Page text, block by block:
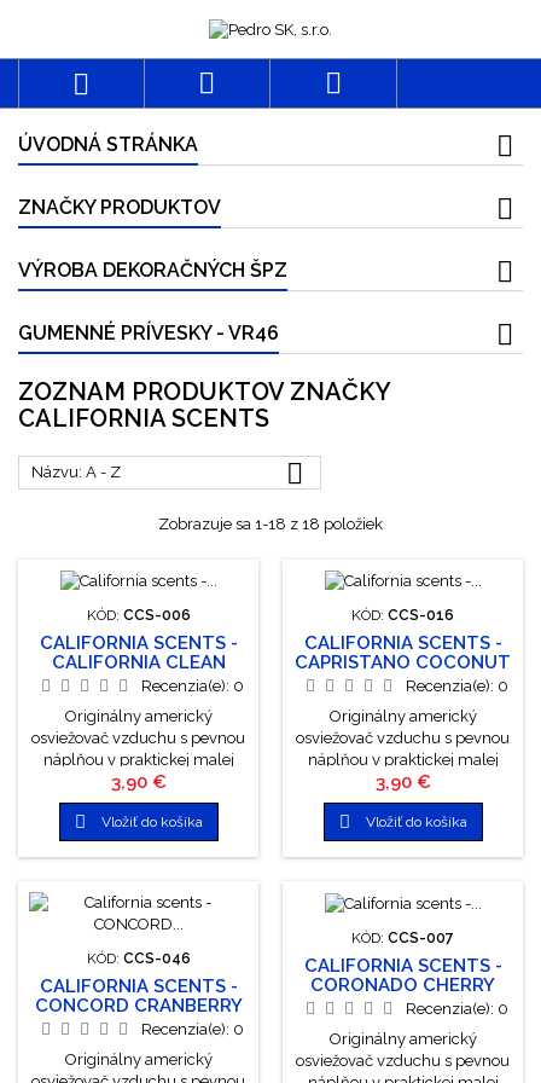
  
ÚVODNÁ STRÁNKA
ZNAČKY PRODUKTOV
VÝROBA DEKORAČNÝCH ŠPZ
GUMENNÉ PRÍVESKY - VR46
ZOZNAM PRODUKTOV ZNAČKY
CALIFORNIA SCENTS
Názvu: A - Z 
Zobrazuje sa 1-18 z 18 položiek
KÓD: CCS-006
CALIFORNIA SCENTS -
CALIFORNIA CLEAN
Recenzia(e): 0
Originálny americký
osviežovač vzduchu s pevnou
náplňou v praktickej malej
plechovke, ktorá prevonia
Vaše auto, byt či kanceláriu.
Súčasťou plechovky je taktiež
plastové viečko s regulátorom,
vyrobené zo 100% organicky
vonných olejov sú ekologicky
a biologicky odbúrateľné
žiadny gél ani želatína, ale 3...
Cena
3,90 €
 Vložiť do košíka
KÓD: CCS-016
CALIFORNIA SCENTS -
CAPRISTANO COCONUT
Recenzia(e): 0
Originálny americký
osviežovač vzduchu s pevnou
náplňou v praktickej malej
plechovke, ktorá prevonia
Vaše auto, byt či kanceláriu.
Súčasťou plechovky je taktiež
plastové viečko s regulátorom,
meniť intenzitu vône. sú
vyrobené zo 100% organicky
vonných olejov sú ekologicky
a biologicky odbúrateľné
žiadny gél ani želatína, ale 3...
Cena
3,90 €
 Vložiť do košíka
KÓD: CCS-046
CALIFORNIA SCENTS -
CONCORD CRANBERRY
Recenzia(e): 0
Originálny americký
KÓD: CCS-007
CALIFORNIA SCENTS -
CORONADO CHERRY
Recenzia(e): 0
Originálny americký
osviežovač vzduchu s pevnou